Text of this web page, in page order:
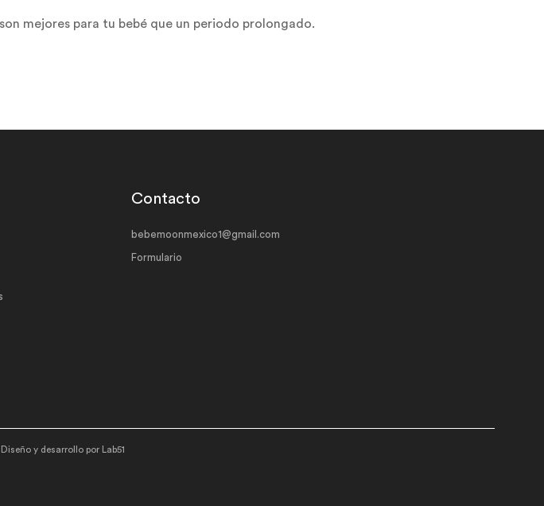
mejores para tu bebé que un periodo prolongado.
Contacto
bebemoonmexico1@gmail.com
Formulario
y desarrollo por Lab51